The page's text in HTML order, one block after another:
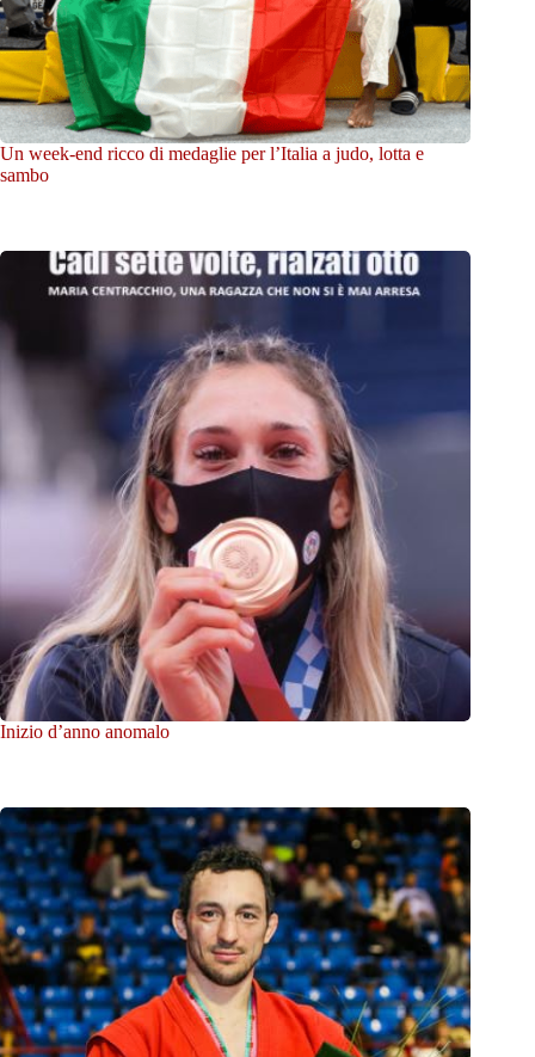
Un week-end ricco di medaglie per l’Italia a judo, lotta e
sambo
Inizio d’anno anomalo